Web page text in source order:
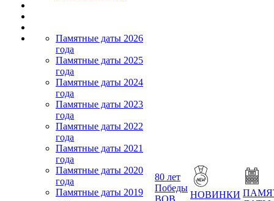
Памятные даты 2026
года
Памятные даты 2025
года
Памятные даты 2024
года
Памятные даты 2023
года
Памятные даты 2022
года
Памятные даты 2021
года
Памятные даты 2020
года
Памятные даты 2019
80 лет
Победы
ВОВ
НОВИНКИ